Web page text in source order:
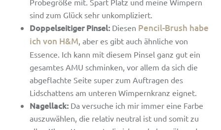
sind zum Glück sehr unkompliziert.
Doppelseitiger Pinsel: Diesen Pencil-Brush habe
ich von H&M , aber es gibt auch ähnliche von
Essence. Ich kann mit diesem Pinsel ganz gut ein
gesamtes AMU schminken, vor allem da sich die
abgeflachte Seite super zum Auftragen des
Lidschattens am unteren Wimpernkranz eignet.
Nagellack: Da versuche ich mir immer eine Farbe
auszuwählen, die relativ neutral ist und somit zu